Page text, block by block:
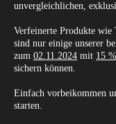
unvergleichlichen,
Verfeinerte Produkte
sind nur einige unserer
zum 02.11.2024 mit 15
sichern können.
Einfach vorbeikommen
starten.